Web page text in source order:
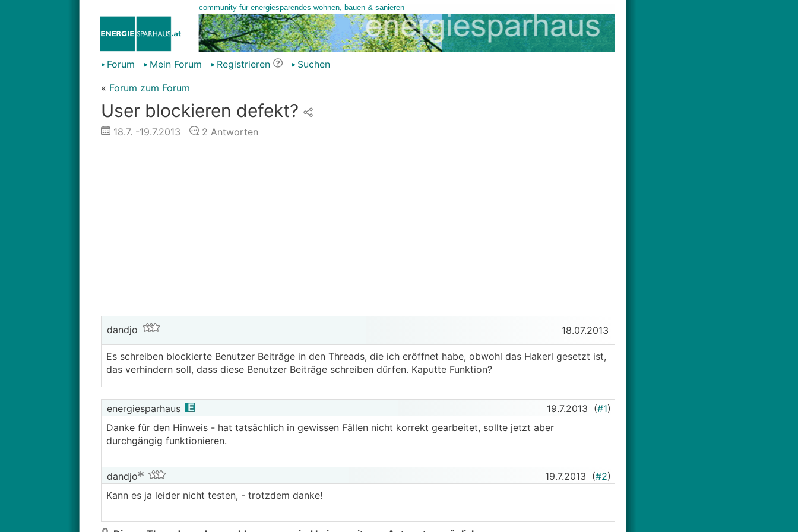
Forum Mein Forum Registrieren
Suchen
« Forum zum Forum
User blockieren defekt?
18.7. -19.7.2013 2 Antworten
dandjo 18.07.2013
Es schreiben blockierte Benutzer Beiträge in den Threads, die ich eröffnet habe, obwohl das Hakerl gesetzt ist,
das verhindern soll, dass diese Benutzer Beiträge schreiben dürfen. Kaputte Funktion?
energiesparhaus 19.7.2013 (#1)
Danke für den Hinweis - hat tatsächlich in gewissen Fällen nicht korrekt gearbeitet, sollte jetzt aber
durchgängig funktionieren.
dandjo 19.7.2013 (#2)
Kann es ja leider nicht testen, - trotzdem danke!